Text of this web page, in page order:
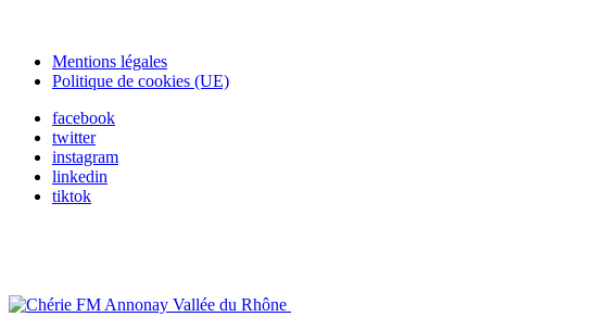
Mentions légales
Politique de cookies (UE)
facebook
twitter
instagram
linkedin
tiktok